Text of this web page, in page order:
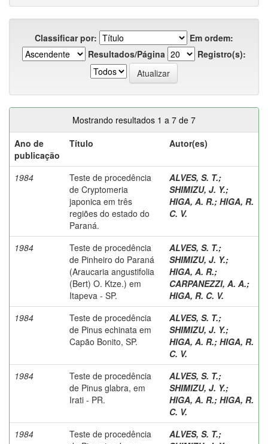
Classificar por:
Em ordem:
Resultados/Página
Registro(s):
Mostrando resultados 1 a 7 de 7
Ano de
publicação
Título Autor(es)
1984
Teste de procedência
de Cryptomeria
japonica em três
regiões do estado do
Paraná.
ALVES, S. T.;
SHIMIZU, J. Y.;
HIGA, A. R.; HIGA, R.
C. V.
1984
Teste de procedência
de Pinheiro do Paraná
(Araucaria angustifolia
(Bert) O. Ktze.) em
Itapeva - SP.
ALVES, S. T.;
SHIMIZU, J. Y.;
HIGA, A. R.;
CARPANEZZI, A. A.;
HIGA, R. C. V.
1984
Teste de procedência
de Pinus echinata em
Capão Bonito, SP.
ALVES, S. T.;
SHIMIZU, J. Y.;
HIGA, A. R.; HIGA, R.
C. V.
1984
Teste de procedência
de Pinus glabra, em
Irati - PR.
ALVES, S. T.;
SHIMIZU, J. Y.;
HIGA, A. R.; HIGA, R.
C. V.
1984
Teste de procedência
ALVES, S. T.;